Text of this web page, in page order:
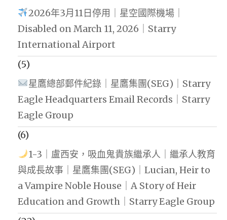
2026年3月11日停用｜星空國際機場｜
Disabled on March 11, 2026｜Starry
International Airport
(5)
星鷹總部郵件紀錄｜星鷹集團(SEG)｜Starry
Eagle Headquarters Email Records｜Starry
Eagle Group
(6)
1-3｜盧西安，吸血鬼貴族繼承人｜繼承人教育
與成長故事｜星鷹集團(SEG)｜Lucian, Heir to
a Vampire Noble House｜A Story of Heir
Education and Growth｜Starry Eagle Group